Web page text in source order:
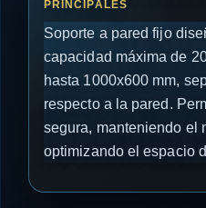
Soporte a pared fijo
capacidad máxima de
hasta 1000x600 mm,
respecto a la pared.
segura, manteniendo el
optimizando el espacio